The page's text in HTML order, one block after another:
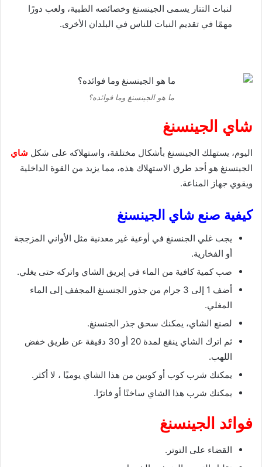
لنبات التتار يسمى الجينسنغ وخصائصه الطبية، ولعب دورًا
مهمًا في تقديم النبات للناس في البلدان الأخرى.
ما هو الجينسنغ وما فوائده؟
شاي الجينسنغ
اليوم، يستهلك الجينسنغ بأشكال مختلفة، واستهلاكه على شكل شاي
الجينسنغ هو أحد طرق الاستهلاك هذه، مما يزيد من القوة الداخلية
ويقوي جهاز المناعة.
كيفية صنع شاي الجينسنغ
يجب غلي الجنسنغ في أوعية غير معدنية مثل الأواني المزججة
أو الفخارية.
صب كمية كافية من الماء في إبريق الشاي واتركه حتى يغلي.
أضف 1 إلى 3 جرام من جذور الجنسنغ المجفف إلى الماء
المغلي.
لصنع الشاي، يمكنك سحق جذر الجنسنغ.
ثم اترك الشاي ينقع لمدة 20 أو 30 دقيقة عن طريق خفض
اللهب.
يمكنك شرب كوب أو كوبين من هذا الشاي يوميًا ، لا أكثر.
يمكنك شرب هذا الشاي ساخنًا أو فاترًا.
فوائد الجينسنغ
القضاء على التوتر.